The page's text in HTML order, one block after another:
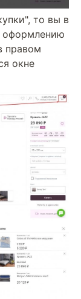
то вы в
оформлению
правом
окне